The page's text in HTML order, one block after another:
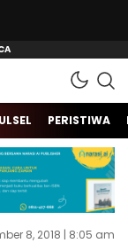
PERISTIWA
8, 2018 | 8:05 am